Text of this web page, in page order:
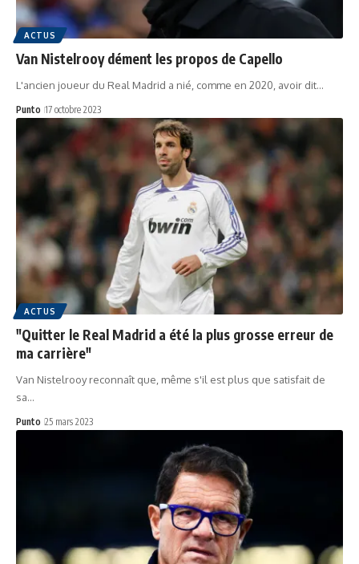
ACTUS
Van Nistelrooy dément les propos de Capello
L'ancien joueur du Real Madrid a nié, comme en 2020, avoir dit…
Punto 17 octobre 2023
ACTUS
"Quitter le Real Madrid a été la plus grosse erreur de
ma carrière"
Van Nistelrooy reconnaît que, même s'il est plus que satisfait de
sa…
Punto 25 mars 2023